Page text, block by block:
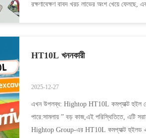
রক্ষণাবেক্ষণ বাবদ খরচ লাভের অংশ খেয়ে ফেলছে,
HT10L খননকারী
2025-12-27
এখন উপলব্ধ: Hightop HT10L কমপ্যাক্ট হুইল
পারে:সামলায় ” বড় কাজ,এই পরিস্থিতিতে, এটি
Hightop Group-এর HT10L কমপ্যাক্ট হুইলড